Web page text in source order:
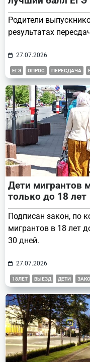
Родители
результатах
27.07.2026
ЕГЭ ОПРОС ПЕРЕСДАЧА
Дети мигрантов
только до 18 лет
Подписан закон, по
мигрантов в 18 лет
30 дней.
27.07.2026
18ЛЕТ ВЫЕЗД ДЕТИ